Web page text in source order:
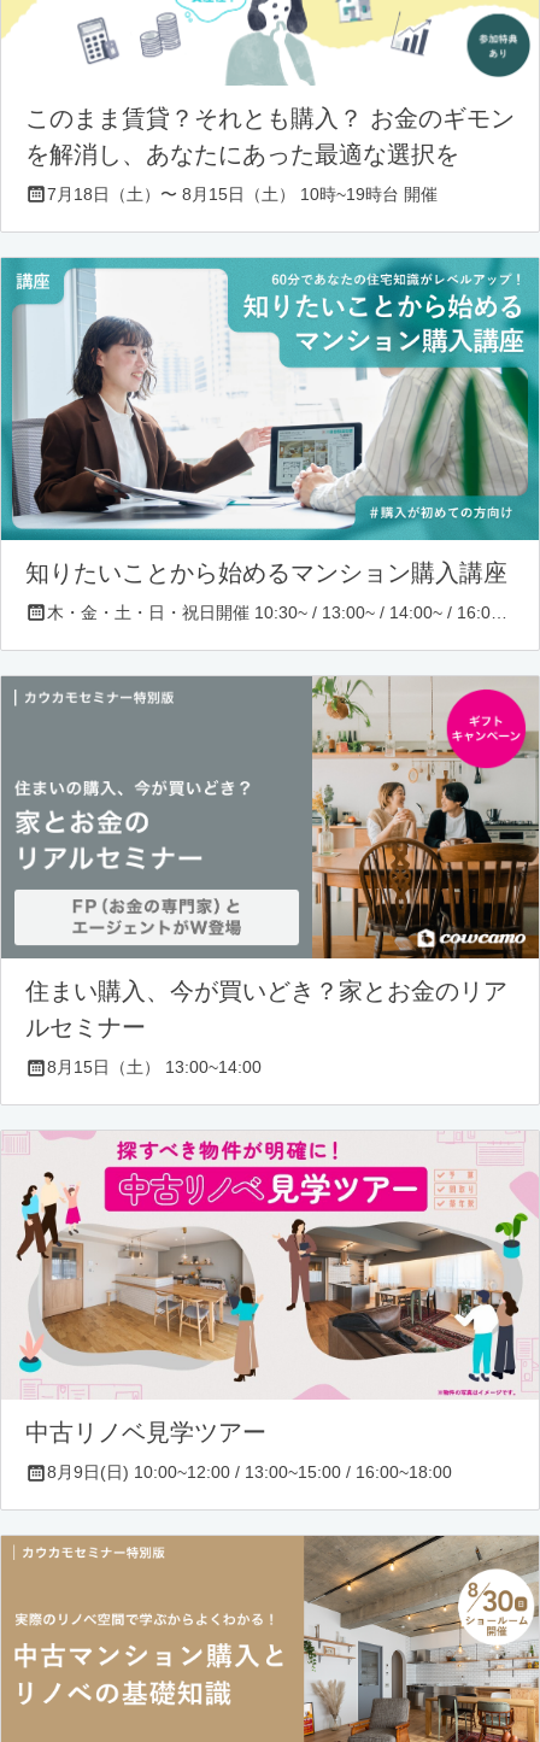
このまま賃貸？それとも購入？ お金のギモン
を解消し、あなたにあった最適な選択を
7月18日（土）〜 8月15日（土） 10時~19時台 開催
知りたいことから始めるマンション購入講座
住まい購入、今が買いどき？家とお金のリア
ルセミナー
8月15日（土） 13:00~14:00
中古リノベ見学ツアー
8月9日(日) 10:00~12:00 / 13:00~15:00 / 16:00~18:00